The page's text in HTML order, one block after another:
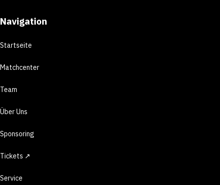
Navigation
Startseite
Matchcenter
Team
Über Uns
Sponsoring
Tickets ↗
Service